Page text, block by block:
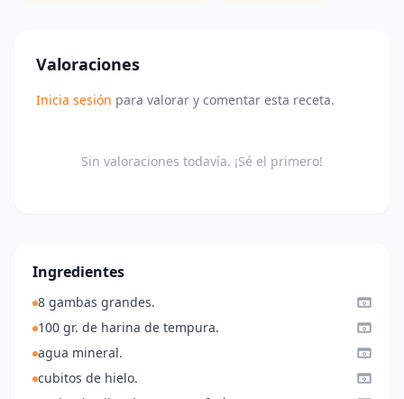
Valoraciones
Inicia sesión para valorar y comentar esta receta.
Sin valoraciones todavía. ¡Sé el primero!
Ingredientes
8 gambas grandes.
100 gr. de harina de tempura.
agua mineral.
cubitos de hielo.